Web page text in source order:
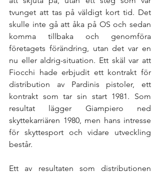
tvunget att tas på väldigt kort tid. Det
skulle inte gå att åka på OS och sedan
komma tillbaka och genomföra
företagets förändring, utan det var en
nu eller aldrig-situation. Ett skäl var att
Fiocchi hade erbjudit ett kontrakt för
distribution av Pardinis pistoler, ett
kontrakt som tar sin start 1981. Som
resultat lägger Giampiero ned
skyttekarriären 1980, men hans intresse
för skyttesport och vidare utveckling
består.
Ett av resultaten som distributionen